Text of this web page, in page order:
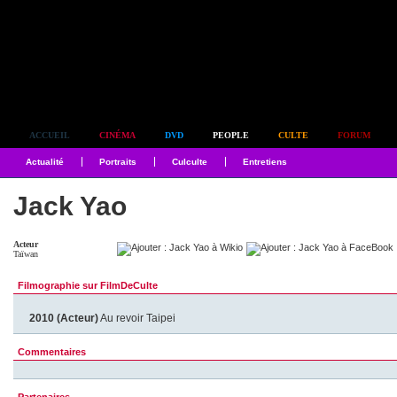
ACCUEIL CINÉMA DVD PEOPLE CULTE FORUM
Actualité Portraits Culculte Entretiens
Jack Yao
Acteur
Taïwan
Filmographie sur FilmDeCulte
2010 (Acteur)Au revoir Taipei
Commentaires